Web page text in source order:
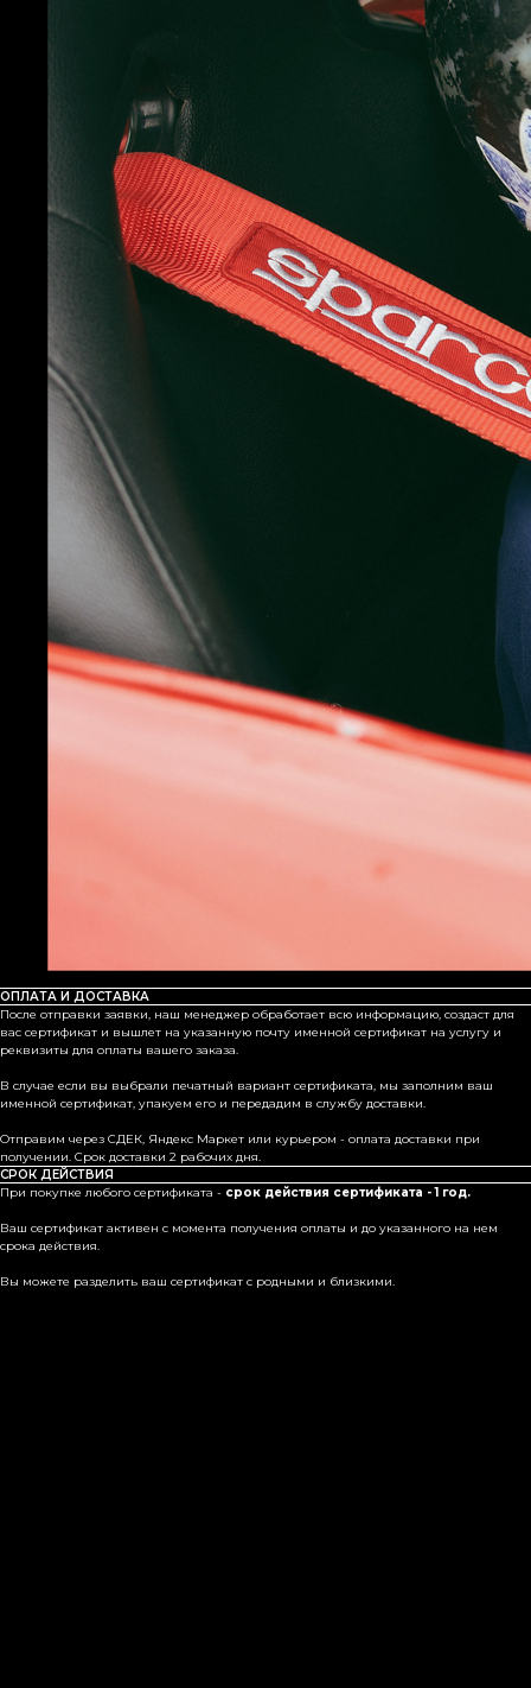
ОПЛАТА И ДОСТАВКА
После отправки заявки, наш менеджер обработает всю информацию, создаст для
вас сертификат и вышлет на указанную почту именной сертификат на услугу и
реквизиты для оплаты вашего заказа.
В случае если вы выбрали печатный вариант сертификата, мы заполним ваш
именной сертификат, упакуем его и передадим в службу доставки.
Отправим через СДЕК, Яндекс Маркет или курьером - оплата доставки при
получении. Срок доставки 2 рабочих дня.
СРОК ДЕЙСТВИЯ
При покупке любого сертификата - срок действия сертификата - 1 год.
Ваш сертификат активен с момента получения оплаты и до указанного на нем
срока действия.
Вы можете разделить ваш сертификат с родными и близкими.